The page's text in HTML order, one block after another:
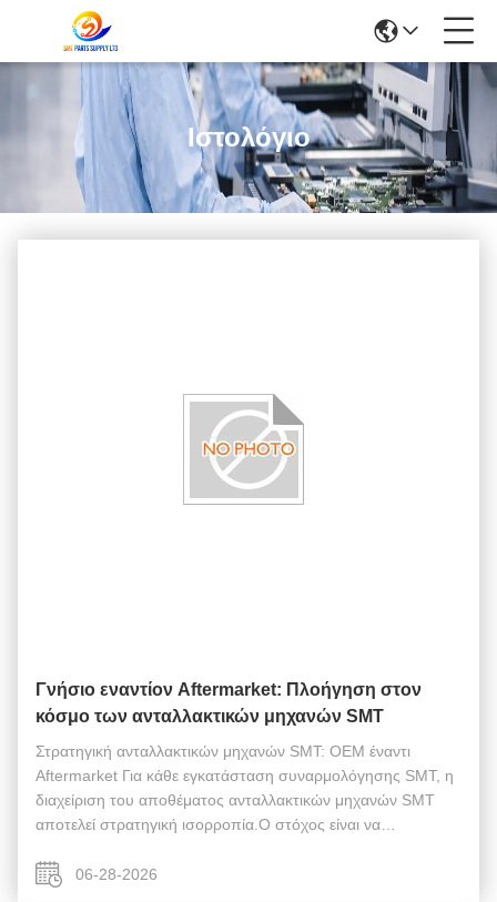
Ιστολόγιο
Γνήσιο εναντίον Aftermarket: Πλοήγηση στον
κόσμο των ανταλλακτικών μηχανών SMT
Στρατηγική ανταλλακτικών μηχανών SMT: OEM έναντι
Aftermarket Για κάθε εγκατάσταση συναρμολόγησης SMT, η
διαχείριση του αποθέματος ανταλλακτικών μηχανών SMT
αποτελεί στρατηγική ισορροπία.Ο στόχος είναι να
διατηρηθεί η απόδοση της πρώτης διέλευσης...
06-28-2026